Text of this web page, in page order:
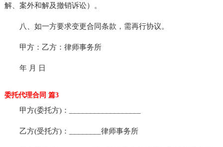
解、案外和解及撤销诉讼）。
八、如一方要求变更合同条款，需再行协议。
甲方：乙方：律师事务所
年 月 日
委托代理合同 篇3
甲方(委托方)：__________________
乙方(受托方)：________律师事务所